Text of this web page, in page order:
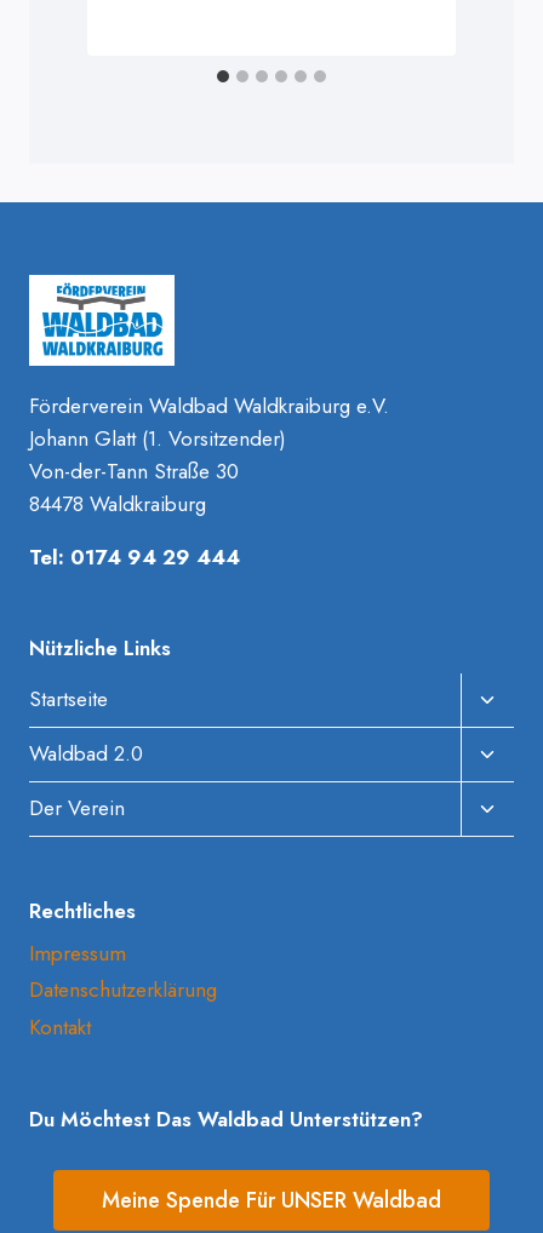
Förderverein Waldbad Waldkraiburg e.V.
Johann Glatt (1. Vorsitzender)
Von-der-Tann Straße 30
84478 Waldkraiburg
Tel: 0174 94 29 444
Nützliche Links
Startseite
Waldbad 2.0
Der Verein
Rechtliches
Impressum
Datenschutzerklärung
Kontakt
Du Möchtest Das Waldbad Unterstützen?
Meine Spende Für UNSER Waldbad